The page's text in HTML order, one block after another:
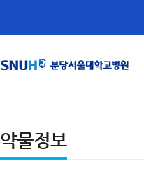
약물정보